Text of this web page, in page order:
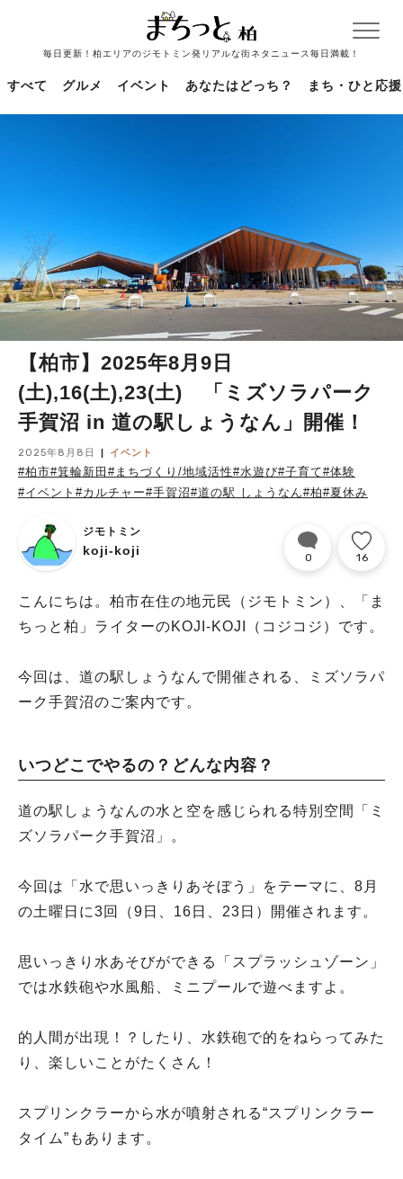
毎日更新！柏エリアのジモトミン発リアルな街ネタニュース毎日満載！
すべて グルメ イベント あなたはどっち？ まち・ひと応援
【柏市】2025年8月9日
(土),16(土),23(土) 「ミズソラパーク
手賀沼 in 道の駅しょうなん」開催！
2025年8月8日 イベント
#柏市#箕輪新田 #まちづくり/地域活性#水遊び#子育て#体験
#イベント #カルチャー#手賀沼#道の駅 しょうなん#柏#夏休み
ジモトミン
koji-koji 0 16
こんにちは。柏市在住の地元民（ジモトミン）、「ま
ちっと柏」ライターのKOJI-KOJI（コジコジ）です。
今回は、道の駅しょうなんで開催される、ミズソラパ
ーク手賀沼のご案内です。
いつどこでやるの？どんな内容？
道の駅しょうなんの水と空を感じられる特別空間「ミ
ズソラパーク手賀沼」。
今回は「水で思いっきりあそぼう」をテーマに、8月
の土曜日に3回（9日、16日、23日）開催されます。
思いっきり水あそびができる「スプラッシュゾーン」
では水鉄砲や水風船、ミニプールで遊べますよ。
的人間が出現！？したり、水鉄砲で的をねらってみた
り、楽しいことがたくさん！
スプリンクラーから水が噴射される“スプリンクラー
タイム”もあります。